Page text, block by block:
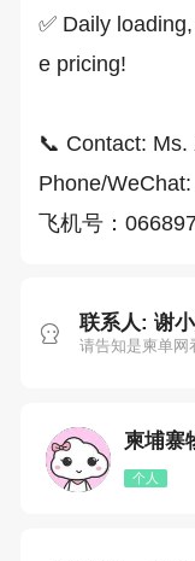
✅ Daily
e pricing!
📞 Contact: Ms.
Phone/
飞机号：
联系人: 谢
请告知是柬单网
柬埔寨
个人